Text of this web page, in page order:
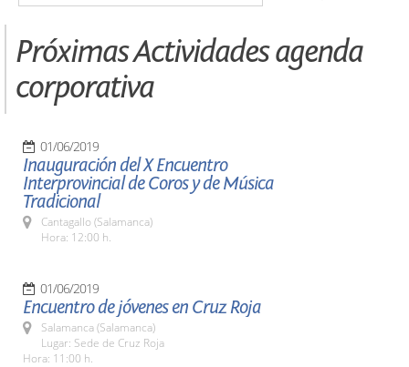
Próximas Actividades agenda
corporativa
01/06/2019
Inauguración del X Encuentro
Interprovincial de Coros y de Música
Tradicional
Cantagallo (Salamanca)
Hora: 12:00 h.
01/06/2019
Encuentro de jóvenes en Cruz Roja
Salamanca (Salamanca)
Lugar: Sede de Cruz Roja
Hora: 11:00 h.